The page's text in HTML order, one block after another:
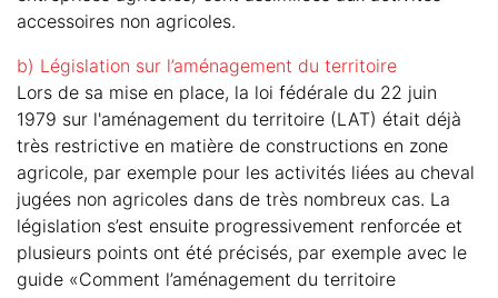
accessoires non agricoles.
b) Législation sur l’aménagement du territoire
Lors de sa mise en place, la loi fédérale du 22 juin
1979 sur l'aménagement du territoire (LAT) était déjà
très restrictive en matière de constructions en zone
agricole, par exemple pour les activités liées au cheval
jugées non agricoles dans de très nombreux cas. La
législation s’est ensuite progressivement renforcée et
plusieurs points ont été précisés, par exemple avec le
guide «Comment l’aménagement du territoire